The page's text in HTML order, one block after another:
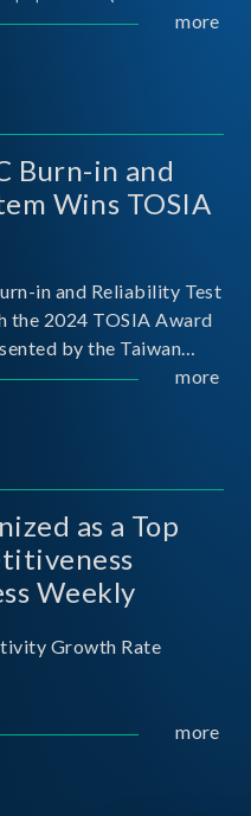
Delivery(PD) 전력
제품들이 출시되고 있
, 모바일 기기, 외장 스토
하나의
more
Burn-in and
TOSIA
in and Reliability Test
the 2024 TOSIA Award
by the Taiwan
Industry
more
as a Top
Weekly
Growth Rate
more